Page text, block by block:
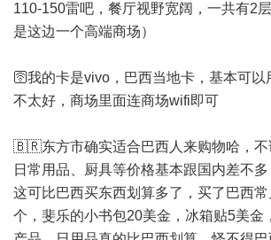
110-150雷吧，餐厅视野宽阔，一共有2
是这边一个高端商场）
🛜我的卡是vivo，巴西当地卡，基本可
不太好，商场里面连商场wifi即可
🇧🇷东方市确实适合巴西人来购物哈，不
日常用品、厨具等价格基本跟国内差不多
这可比巴西买东西划算多了，买了巴西
个，斐乐的小书包20美金，冰箱贴5美金